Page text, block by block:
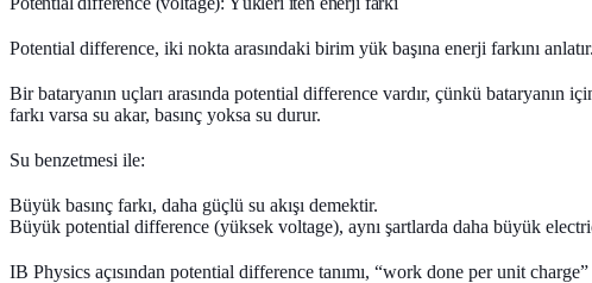
Potential difference, iki nokta arasındaki birim yük başına enerji farkını
Bir bataryanın uçları arasında potential difference vardır, çünkü bataryanın
farkı varsa su akar, basınç yoksa su durur.
Su benzetmesi ile:
Büyük basınç farkı, daha güçlü su akışı demektir.
Büyük potential difference (yüksek voltage), aynı şartlarda daha büyük
IB Physics açısından potential difference tanımı, “work done per unit